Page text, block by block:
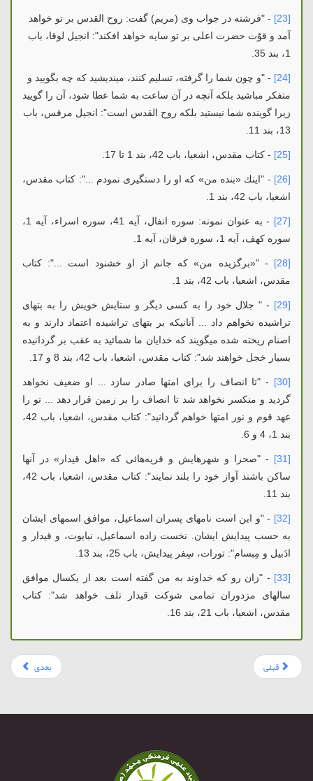
[23] - "فرشته در جواب وی (مریم) گفت: روح القدس بر تو خواهد
آمد و قوّت حضرت اعلی بر تو سایه خواهد افکند": انجیل لوقا، باب
1، بند 35.
[24] - "و چون شما را گرفته، تسلیم کنند، میندیشید که چه بگویید و
متفکر مباشید بلکه آنچه در آن ساعت به شما عطا شود، آن را گویید
زیرا گوینده شما نیستید بلکه روح القدس است": انجیل مرقس، باب
13، بند 11.
[25] - کتاب مقدس، اشعیا، باب 42، بند 1 تا 17.
[26] - "اینك «بنده من» كه او را دستگیری نمودم ...": کتاب مقدس،
اشعیا، باب 42، بند 1.
[27]
- به عنوان نمونه: سوره انفال، آیه 41، سوره اسراء، آیه 1،
سوره کهف، آیه 1، سوره فرقان، آیه 1.
[28]
- "«برگزیده‌ من» كه جانم از او خشنود است ...": کتاب
مقدس، اشعیا، باب 42، بند 1.
[29] - " جلال خود را به كسی دیگر و ستایش خویش را به بتهای
تراشیده نخواهم داد ... آنانیكه بر بتهای تراشیده اعتماد دارند و به
اصنام ریخته شده میگویند كه خدایان ما شمائید به عقب بر گردانیده
بسیار خجل خواهند شد": کتاب مقدس، اشعیا، باب 42، بند 8 و 17.
[30] - "تا انصاف را برای امتها صادر سازد ... او ضعیف نخواهد
گردید و منکسر نخواهد شد تا انصاف را بر زمین قرار دهد ... تو را
عهد قوم و نور امتها خواهم گردانید": کتاب مقدس، اشعیا، باب 42،
بند 1، 4 و 6.
[31] - "صحرا و شهرهایش و قریه‌هائی كه «اهل قیدار» در آنها
ساكن باشند آواز خود را بلند نمایند": کتاب مقدس، اشعیا، باب 42،
بند 11.
[32] - "و این است نامهای پسران اسماعیل، موافق اسمهای ایشان
به حسب پیدایش ایشان. نخست زاده اسماعیل، نبایوت، و قیدار و
ادَبیل و مِبسام": تورات، سِفر پیدایش، باب 25، بند 13.
[33] - "زان رو که خداوند به من گفته است بعد از یکسال موافق
سالهای مزدوران تمامی شوکت قیدار تلف خواهد شد": کتاب
مقدس، اشعیا، باب 21، بند 16.
قبلی بعدی